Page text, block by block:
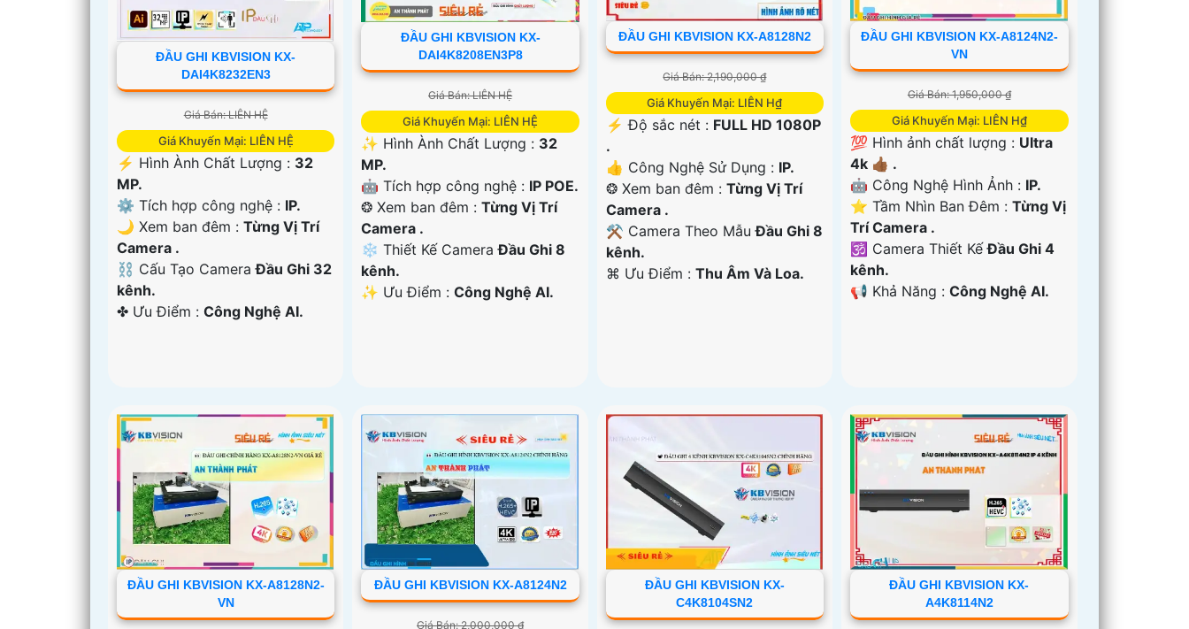
ĐẦU GHI KBVISION KX-
DAI4K8232EN3
Giá Bán: LIÊN HỆ
Giá Khuyến Mại: LIÊN HỆ
️⚡ Hình Ành Chất Lượng : 32
MP.
⚙ Tích hợp công nghệ : IP.
🌙 Xem ban đêm : Từng Vị Trí
Camera .
⛓ Cấu Tạo CameraĐầu Ghi 32
kênh.
️✤ Ưu Điểm : Công Nghệ AI.
ĐẦU GHI KBVISION KX-
DAI4K8208EN3P8
Giá Bán: LIÊN HỆ
Giá Khuyến Mại: LIÊN HỆ
✨ Hình Ành Chất Lượng : 32
MP.
🤖️ Tích hợp công nghệ : IP POE.
❂ Xem ban đêm :Từng Vị Trí
Camera .
❄ Thiết Kế CameraĐầu Ghi 8
kênh.
️✨ Ưu Điểm :Công Nghệ AI.
ĐẦU GHI KBVISION KX-A8128N2
Giá Bán: 2,190,000 ₫
Giá Khuyến Mại: LIÊN H₫
️⚡ Độ sắc nét : FULL HD 1080P
.
👍 Công Nghệ Sử Dụng : IP.
❂ Xem ban đêm : Từng Vị Trí
Camera .
⚒ Camera Theo MẫuĐầu Ghi 8
kênh.
️⌘ Ưu Điểm : Thu Âm Và Loa.
ĐẦU GHI KBVISION KX-A8124N2-
VN
Giá Bán: 1,950,000 ₫
Giá Khuyến Mại: LIÊN H₫
💯 Hình ảnh chất lượng : Ultra
4k 👍🏾 .
🤖️ Công Nghệ Hình Ảnh : IP.
⭐ Tầm Nhìn Ban Đêm :Từng Vị
Trí Camera .
🕉️ Camera Thiết KếĐầu Ghi 4
kênh.
️📢 Khả Năng :Công Nghệ AI.
ĐẦU GHI KBVISION KX-A8128N2-
VN
ĐẦU GHI KBVISION KX-A8124N2
Giá Bán: 2,000,000 ₫
ĐẦU GHI KBVISION KX-
C4K8104SN2
ĐẦU GHI KBVISION KX-
A4K8114N2